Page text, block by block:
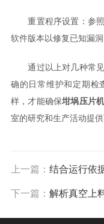
重置程序设置：参照
软件版本以修复已知漏洞
通过以上对几种常见
确的日常维护和定期检
样，才能确保坩埚压片
室的研究和生产活动提供
上一篇： 结合运行依
下一篇： 解析真空上